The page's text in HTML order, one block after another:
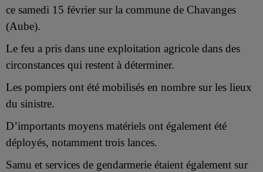
ce samedi 15 février sur la commune de Chavanges
(Aube).
Le feu a pris dans une exploitation agricole dans des
circonstances qui restent à déterminer.
Les pompiers ont été mobilisés en nombre sur les lieux
du sinistre.
D’importants moyens matériels ont également été
déployés, notamment trois lances.
Samu et services de gendarmerie étaient également sur